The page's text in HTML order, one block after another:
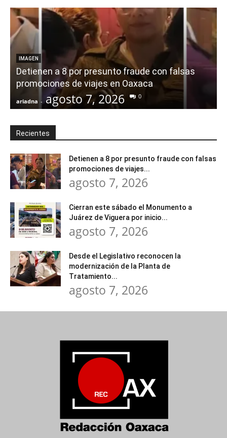
IMAGEN
Detienen a 8 por presunto fraude con falsas
promociones de viajes en Oaxaca
ariadna - agosto 7, 2026 0
Recientes
Detienen a 8 por presunto fraude con falsas
promociones de viajes...
agosto 7, 2026
Cierran este sábado el Monumento a
Juárez de Viguera por inicio...
agosto 7, 2026
Desde el Legislativo reconocen la
modernización de la Planta de
Tratamiento...
agosto 7, 2026